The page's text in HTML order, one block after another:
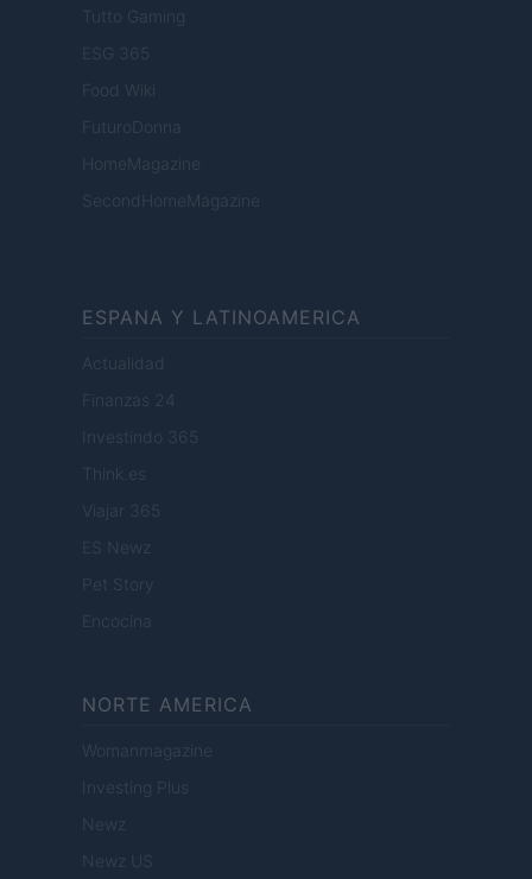
Tutto Gaming
ESG 365
Food Wiki
FuturoDonna
HomeMagazine
SecondHomeMagazine
ESPANA Y LATINOAMERICA
Actualidad
Finanzas 24
Investindo 365
Think.es
Viajar 365
ES Newz
Pet Story
Encocina
NORTE AMERICA
Womanmagazine
Investing Plus
Newz
Newz US